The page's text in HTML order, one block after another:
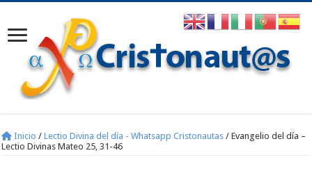
Inicio / Lectio Divina del día - Whatsapp Cristonautas / Evangelio del día –
Lectio Divinas Mateo 25, 31-46